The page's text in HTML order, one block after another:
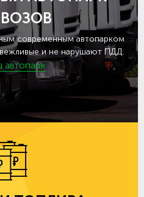
современным автопарком
и не нарушают ПДД.
автопарк